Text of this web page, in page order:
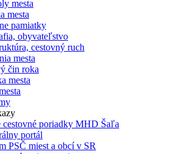
mesta
mesta
pamiatky
obyvateľstvo
cestovný ruch
mesta
čin roka
mesta
cestovné poriadky MHD Šaľa
portál
PSČ miest a obcí v SR